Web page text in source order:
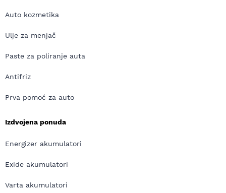
Auto kozmetika
Ulje za menjač
Paste za poliranje auta
Antifriz
Prva pomoć za auto
Izdvojena ponuda
Energizer akumulatori
Exide akumulatori
Varta akumulatori